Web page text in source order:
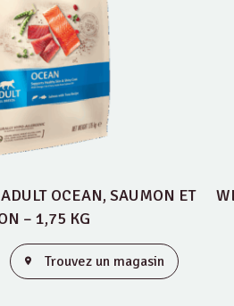
OCEAN, SAUMON ET
– 1,75 KG
Trouvez un magasin